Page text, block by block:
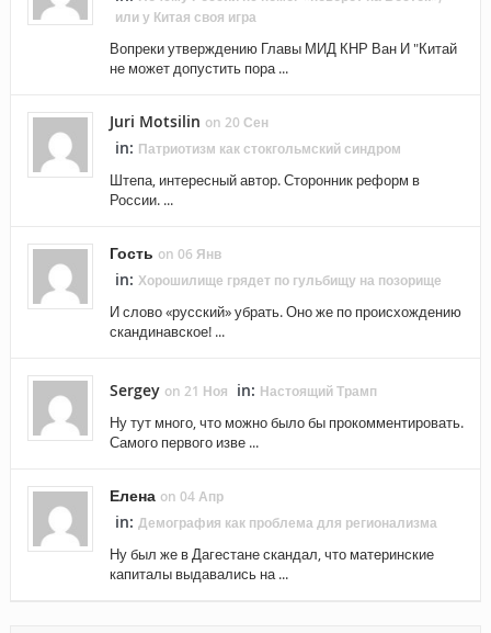
или у Китая своя игра
Вопреки утверждению Главы МИД КНР Ван И "Китай
не может допустить пора ...
Juri Motsilin on 20 Сен
in: Патриотизм как стокгольмский синдром
Штепа, интересный автор. Сторонник реформ в
России. ...
Гость on 06 Янв
in: Хорошилище грядет по гульбищу на позорище
И слово «русский» убрать. Оно же по происхождению
скандинавское! ...
Sergey on 21 Ноя in: Настоящий Трамп
Ну тут много, что можно было бы прокомментировать.
Самого первого изве ...
Елена on 04 Апр
in: Демография как проблема для регионализма
Ну был же в Дагестане скандал, что материнские
капиталы выдавались на ...